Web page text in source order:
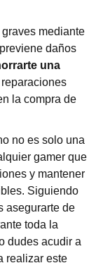
mediante
daños
una
la compra de
no es solo una
gamer que
y mantener
Siguiendo
asegurarte de
toda la
dudes acudir a
realizar este